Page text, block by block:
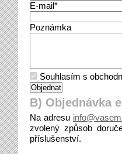
E-mail*
Poznámka
Souhlasím s
B) Objednávka
Na adresu
zvolený způsob
příslušenství.